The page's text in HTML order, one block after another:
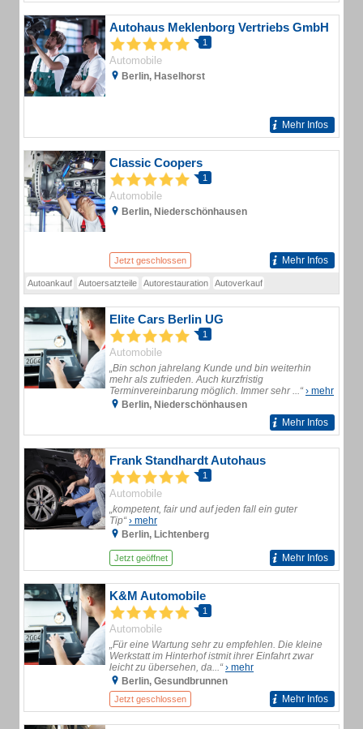
Autohaus Meklenborg Vertriebs GmbH
1
Automobile
Berlin, Haselhorst
Mehr Infos
Classic Coopers
1
Automobile
Berlin, Niederschönhausen
Jetzt geschlossen Mehr Infos
Autoankauf Autoersatzteile Autorestauration Autoverkauf
Elite Cars Berlin UG
1
Automobile
„Bin schon jahrelang Kunde und bin weiterhin
mehr als zufrieden. Auch kurzfristig
Terminvereinbarung möglich. Immer sehr ...“› mehr
Berlin, Niederschönhausen
Mehr Infos
Frank Standhardt Autohaus
1
Automobile
„kompetent, fair und auf jeden fall ein guter
Tip“› mehr
Berlin, Lichtenberg
Jetzt geöffnet Mehr Infos
K&M Automobile
1
Automobile
„Für eine Wartung sehr zu empfehlen. Die kleine
Werkstatt im Hinterhof istmit ihrer Einfahrt zwar
leicht zu übersehen, da...“› mehr
Berlin, Gesundbrunnen
Jetzt geschlossen Mehr Infos